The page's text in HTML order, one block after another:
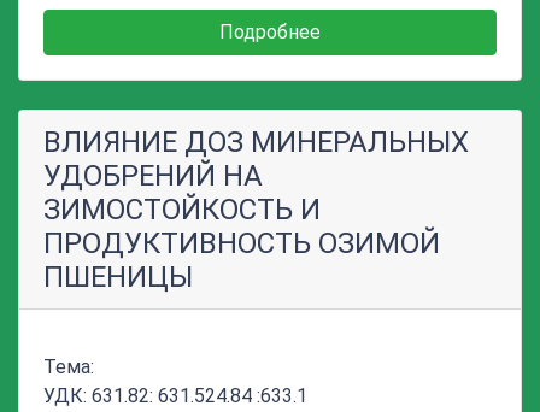
Подробнее
ВЛИЯНИЕ ДОЗ МИНЕРАЛЬНЫХ
УДОБРЕНИЙ НА
ЗИМОСТОЙКОСТЬ И
ПРОДУКТИВНОСТЬ ОЗИМОЙ
ПШЕНИЦЫ
Тема:
УДК: 631.82: 631.524.84 :633.1